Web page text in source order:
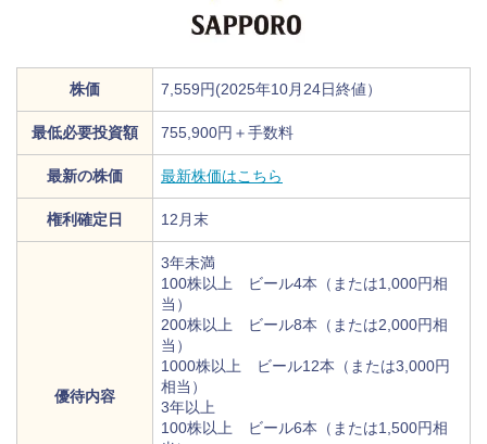
株価 7,559円(2025年10月24日終値）
最低必要投資額 755,900円＋手数料
最新の株価 最新株価はこちら
権利確定日 12月末
優待内容
3年未満
100株以上 ビール4本（または1,000円相
当）
200株以上 ビール8本（または2,000円相
当）
1000株以上 ビール12本（または3,000円
相当）
3年以上
100株以上 ビール6本（または1,500円相